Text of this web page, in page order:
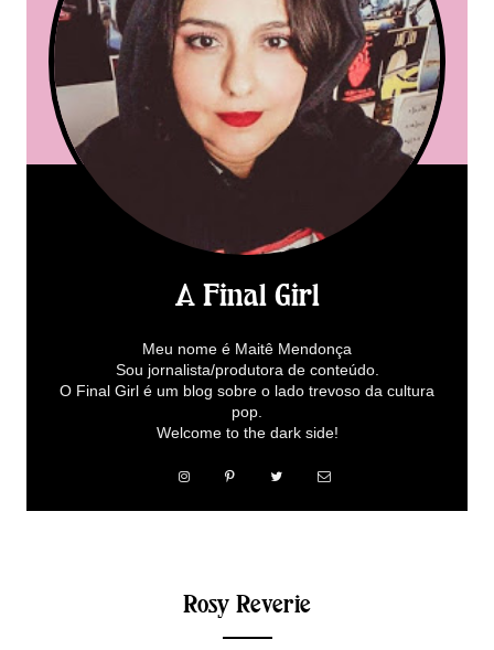
A Final Girl
Meu nome é Maitê Mendonça
Sou jornalista/produtora de conteúdo.
O Final Girl é um blog sobre o lado trevoso da cultura
pop.
Welcome to the dark side!
Rosy Reverie